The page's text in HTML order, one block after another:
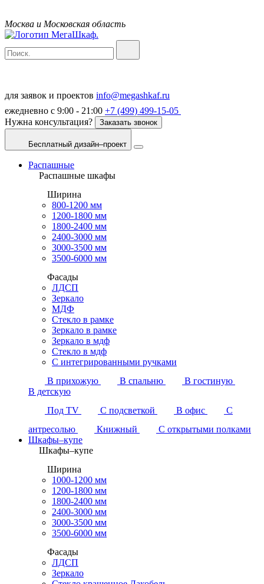
Москва и Московская область
для заявок и проектов info@megashkaf.ru
ежедневно с 9:00 - 21:00 +7 (499) 499-15-05
Нужна консультация?
Заказать звонок
Бесплатный дизайн–проект
Распашные
Распашные шкафы
Ширина
800-1200 мм
1200-1800 мм
1800-2400 мм
2400-3000 мм
3000-3500 мм
3500-6000 мм
Фасады
ЛДСП
Зеркало
МДФ
Стекло в рамке
Зеркало в рамке
Зеркало в мдф
Стекло в мдф
С интегрированными ручками
В прихожую
В спальню
В гостиную
В детскую
Под TV
С подсветкой В офис
С
антресолью
Книжный
С открытыми полками
Шкафы–купе
Шкафы–купе
Ширина
1000-1200 мм
1200-1800 мм
1800-2400 мм
2400-3000 мм
3000-3500 мм
3500-6000 мм
Фасады
ЛДСП
Зеркало